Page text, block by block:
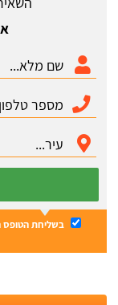
בשליחת